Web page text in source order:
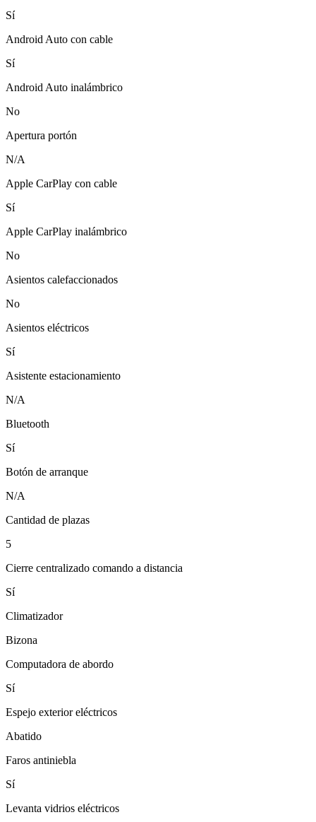
Sí
Android Auto con cable
Sí
Android Auto inalámbrico
No
Apertura portón
N/A
Apple CarPlay con cable
Sí
Apple CarPlay inalámbrico
No
Asientos calefaccionados
No
Asientos eléctricos
Sí
Asistente estacionamiento
N/A
Bluetooth
Sí
Botón de arranque
N/A
Cantidad de plazas
5
Cierre centralizado comando a distancia
Sí
Climatizador
Bizona
Computadora de abordo
Sí
Espejo exterior eléctricos
Abatido
Faros antiniebla
Sí
Levanta vidrios eléctricos